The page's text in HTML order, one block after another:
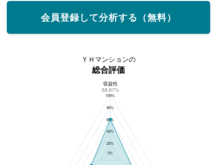
会員登録して分析する（無料）
ＹＨマンションの
総合評価
ＹＨマンションの総合評価
100%
80%
60%
40%
20%
0%
収益性
58.67%